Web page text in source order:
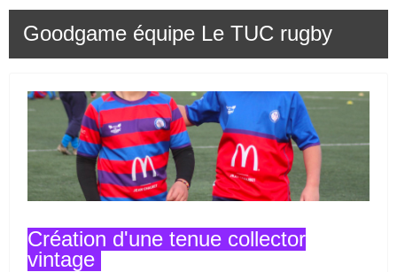
Goodgame équipe Le TUC rugby
Création d'une tenue collector
vintage